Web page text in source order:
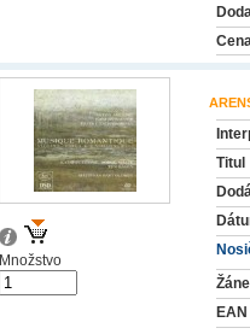
Titul
EAN
Množstvo